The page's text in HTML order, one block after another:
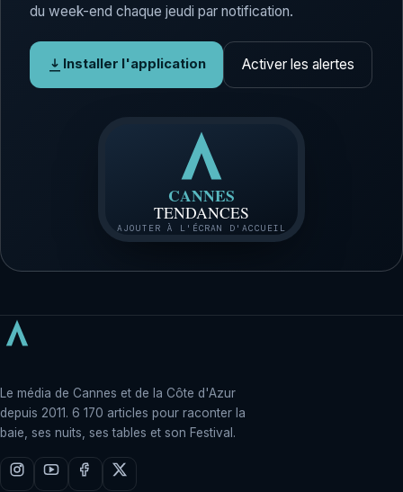
du week-end chaque jeudi par notification.
Installer l'application Activer les alertes
CANNES
TENDANCES
AJOUTER À L'ÉCRAN D'ACCUEIL
Le média de Cannes et de la Côte d'Azur
depuis 2011. 6 170 articles pour raconter la
baie, ses nuits, ses tables et son Festival.